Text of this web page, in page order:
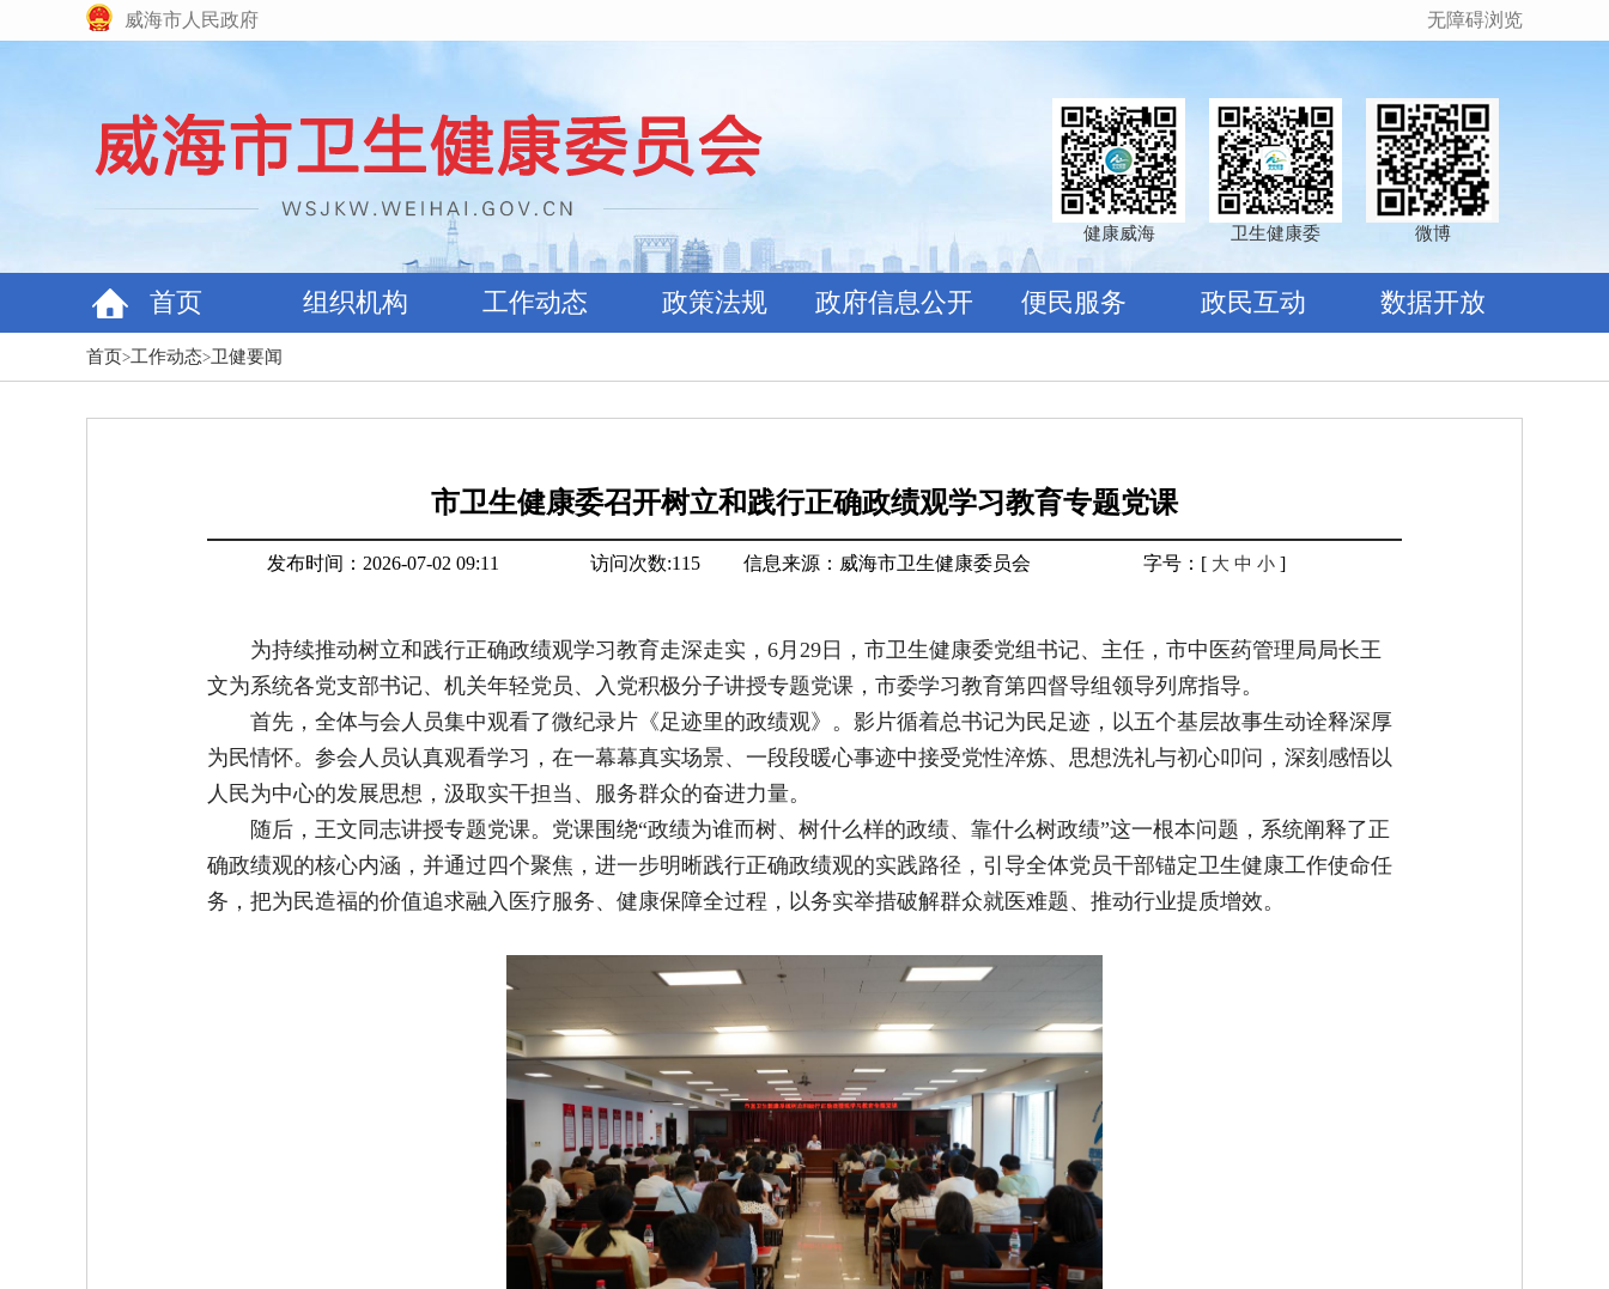
威海市人民政府 无障碍浏览
微博
卫生健康委
健康威海
首页 组织机构 工作动态 政策法规 政府信息公开 便民服务 政民互动 数据开放
首页>工作动态>卫健要闻
市卫生健康委召开树立和践行正确政绩观学习教育专题党课
发布时间：2026-07-02 09:11 访问次数:115 信息来源： 威海市卫生健康委员会 字号：[ 大 中 小 ]
为持续推动树立和践行正确政绩观学习教育走深走实，6月29日，市卫生健康委党组书记、主任，市中医药管理局局长王
文为系统各党支部书记、机关年轻党员、入党积极分子讲授专题党课，市委学习教育第四督导组领导列席指导。
首先，全体与会人员集中观看了微纪录片《足迹里的政绩观》。影片循着总书记为民足迹，以五个基层故事生动诠释深厚
为民情怀。参会人员认真观看学习，在一幕幕真实场景、一段段暖心事迹中接受党性淬炼、思想洗礼与初心叩问，深刻感悟以
人民为中心的发展思想，汲取实干担当、服务群众的奋进力量。
随后，王文同志讲授专题党课。党课围绕“政绩为谁而树、树什么样的政绩、靠什么树政绩”这一根本问题，系统阐释了正
确政绩观的核心内涵，并通过四个聚焦，进一步明晰践行正确政绩观的实践路径，引导全体党员干部锚定卫生健康工作使命任
务，把为民造福的价值追求融入医疗服务、健康保障全过程，以务实举措破解群众就医难题、推动行业提质增效。